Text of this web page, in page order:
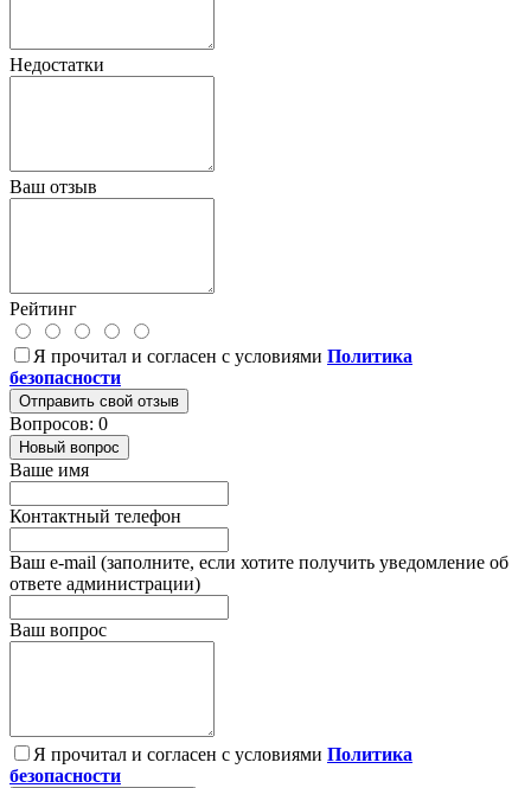
Недостатки
Ваш отзыв
Рейтинг
Я прочитал и согласен с условиями Политика
безопасности
Отправить свой отзыв
Вопросов: 0
Новый вопрос
Ваше имя
Контактный телефон
Ваш e-mail (заполните, если хотите получить уведомление об
ответе администрации)
Ваш вопрос
Я прочитал и согласен с условиями Политика
безопасности